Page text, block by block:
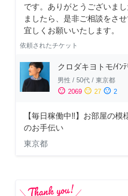
です。ありがとうございま
ましたら、是非ご相談をさ
宜しくお願いいたします。
依頼されたチケット
クロダキヨトモ/ｲﾝﾃ
男性 / 50代 / 東京都
sentiment_satisfied 2069 sentiment_neutral 27 sentiment_dissatisfied 2
【毎日稼働中‼︎】お部屋の模
のお手伝い
東京都